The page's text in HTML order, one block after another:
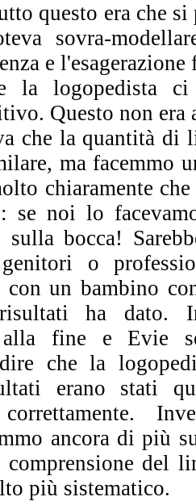
questo era che
sovra-
e l'esagerazione
la logopedista
Questo non era
che la quantità di
ma facemmo
chiaramente che
se noi lo
bocca!
o
con un bambino
risultati ha dato.
alla fine e Evie
che la
erano stati
ancora di più
del
più sistematico.